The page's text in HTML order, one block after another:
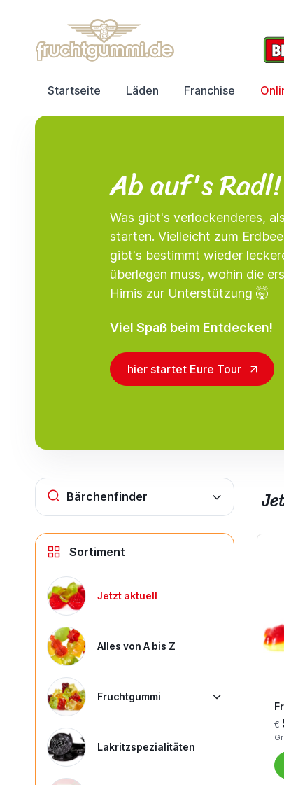
Startseite Läden Franchise
Ab auf's Radl!
Was gibt's verlockenderes,
starten. Vielleicht zum
gibt's bestimmt wieder
überlegen muss, wohin die
Hirnis zur Unterstützung 🤯
Viel Spaß beim Entdecken!
hier startet Eure Tour
Bärchenfinder
Sortiment
Jetzt aktuell
Alles von A bis Z
Fruchtgummi
Lakritzspezialitäten
€